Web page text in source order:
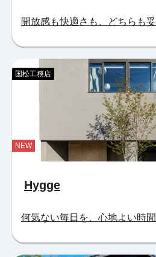
開放感も快適さも、どちらも
Hygge
国松工務店
何気ない毎日を、心地よい時
NEW